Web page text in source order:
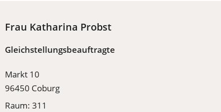
Frau Katharina Probst
Gleichstellungsbeauftragte
Markt 10
96450 Coburg
Raum: 311